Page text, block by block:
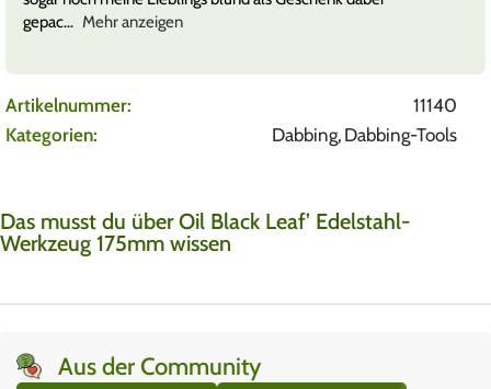
gepac
Mehr anzeigen
Artikelnummer:
11140
Kategorien:
Dabbing, Dabbing-Tools
Das musst du über Oil Black Leaf’ Edelstahl-
Werkzeug 175mm wissen
Aus der Community